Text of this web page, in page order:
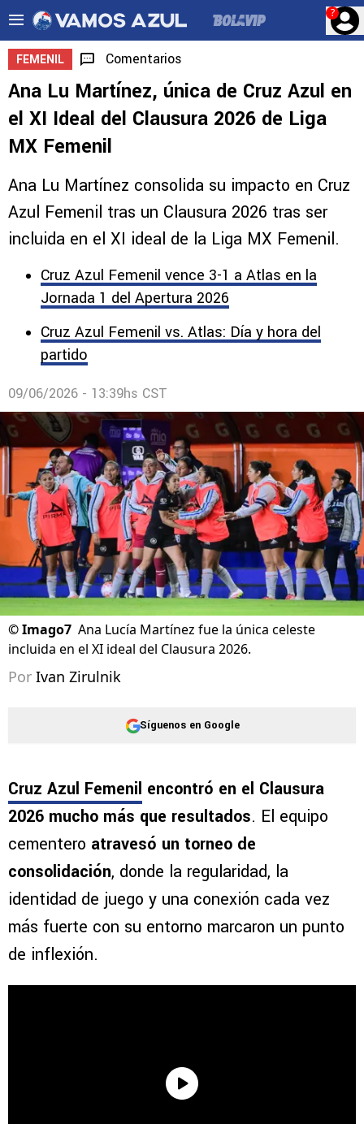
?
FEMENIL Comentarios
Ana Lu Martínez, única de Cruz Azul en
el XI Ideal del Clausura 2026 de Liga
MX Femenil
Ana Lu Martínez consolida su impacto en Cruz
Azul Femenil tras un Clausura 2026 tras ser
incluida en el XI ideal de la Liga MX Femenil.
Cruz Azul Femenil vence 3-1 a Atlas en la
Jornada 1 del Apertura 2026
Cruz Azul Femenil vs. Atlas: Día y hora del
partido
09/06/2026 - 13:39hs CST
©Imago7 Ana Lucía Martínez fue la única celeste
incluida en el XI ideal del Clausura 2026.
Por Ivan Zirulnik
Síguenos en Google
Cruz Azul Femenil encontró en el Clausura
2026 mucho más que resultados. El equipo
cementero atravesó un torneo de
consolidación, donde la regularidad, la
identidad de juego y una conexión cada vez
más fuerte con su entorno marcaron un punto
de inflexión.